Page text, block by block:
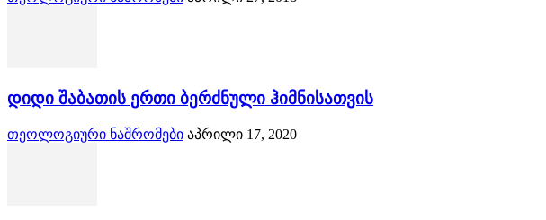
დიდი შაბათის ერთი ბერძნული ჰიმნისათვის
თეოლოგიური ნაშრომები აპრილი 17, 2020